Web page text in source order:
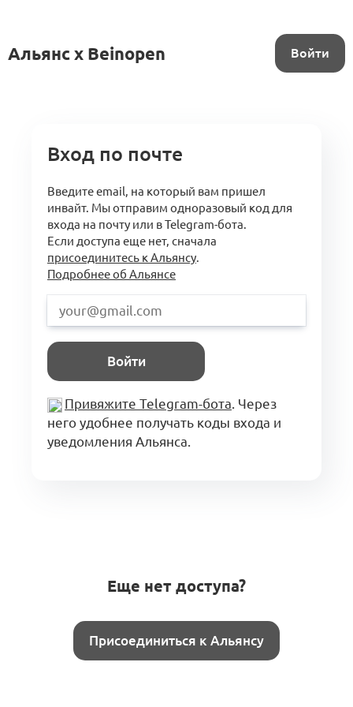
Альянс x Beinopen Войти
Вход по почте
Введите email, на который вам пришел
инвайт. Мы отправим одноразовый код для
входа на почту или в Telegram-бота.
Если доступа еще нет, сначала
присоединитесь к Альянсу.
Подробнее об Альянсе
Войти
Привяжите Telegram-бота. Через
него удобнее получать коды входа и
уведомления Альянса.
Еще нет доступа?
Присоединиться к Альянсу